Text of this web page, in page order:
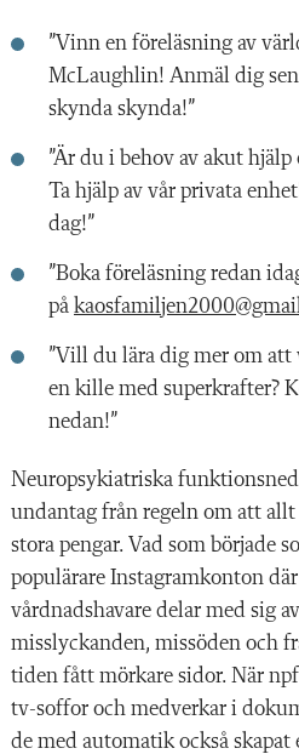
”Vinn en föreläsning av
McLaughlin! Anmäl dig
skynda skynda!”
”Är du i behov av akut
Ta hjälp av vår privata
dag!”
”Boka föreläsning redan
på
”Vill du lära dig mer om
en kille med superkrafter?
nedan!”
Neuropsykiatriska
undantag från regeln om att
stora pengar. Vad som började
populärare Instagramkonton
vårdnadshavare delar med sig
misslyckanden, missöden och
tiden fått mörkare sidor. När
tv-soffor och medverkar i
de med automatik också